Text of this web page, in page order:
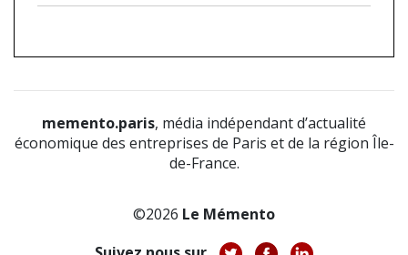
memento.paris, média indépendant d’actualité
économique des entreprises de Paris et de la région Île-
de-France.
©2026 Le Mémento